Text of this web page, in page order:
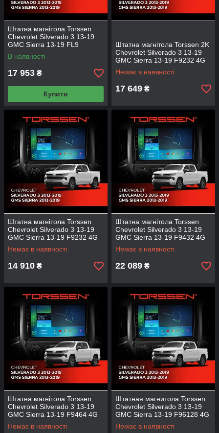
Штатна магнітола Torssen
Chevrolet Silverado 3 13-19
GMC Sierra 13-19 FL9
4+64Gb 4G Carplay DSP
В наявності
17 953 ₴
Купити
Штатна магнітола Torssen 2K
Chevrolet Silverado 3 13-19
GMC Sierra 13-19 F9232 4G
Carplay DSP
Немає в наявності
17 649 ₴
Штатна магнітола Torssen
Chevrolet Silverado 3 13-19
GMC Sierra 13-19 F9232 4G
Carplay DSP
Немає в наявності
14 910 ₴
Штатна магнітола Torssen
Chevrolet Silverado 3 13-19
GMC Sierra 13-19 F9432 4G
Carplay DSP
Немає в наявності
22 089 ₴
Штатна магнітола Torssen
Chevrolet Silverado 3 13-19
GMC Sierra 13-19 F9464 4G
Carplay DSP
Немає в наявності
Штатная магнитола Torssen
Chevrolet Silverado 3 13-19
GMC Sierra 13-19 F96128 4G
Carplay DSP
Немає в наявності